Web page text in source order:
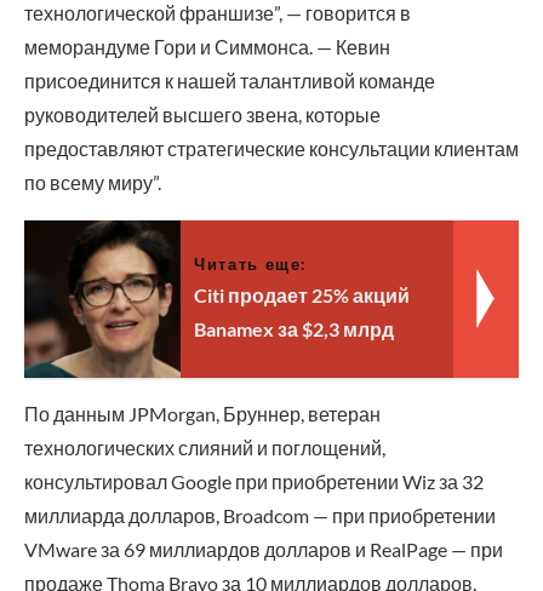
технологической франшизе”, — говорится в
меморандуме Гори и Симмонса. — Кевин
присоединится к нашей талантливой команде
руководителей высшего звена, которые
предоставляют стратегические консультации клиентам
по всему миру”.
Читать еще:
Citi продает 25% акций
Banamex за $2,3 млрд
По данным JPMorgan, Бруннер, ветеран
технологических слияний и поглощений,
консультировал Google при приобретении Wiz за 32
миллиарда долларов, Broadcom — при приобретении
VMware за 69 миллиардов долларов и RealPage — при
продаже Thoma Bravo за 10 миллиардов долларов.